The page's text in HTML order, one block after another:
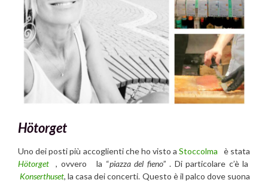
Hötorget
Uno dei posti più accoglienti che ho visto aStoccolma è stata
Hötorget , ovvero la “piazza del fieno” . Di particolare c’è la
Konserthuset, la casa dei concerti. Questo è il palco dove suona